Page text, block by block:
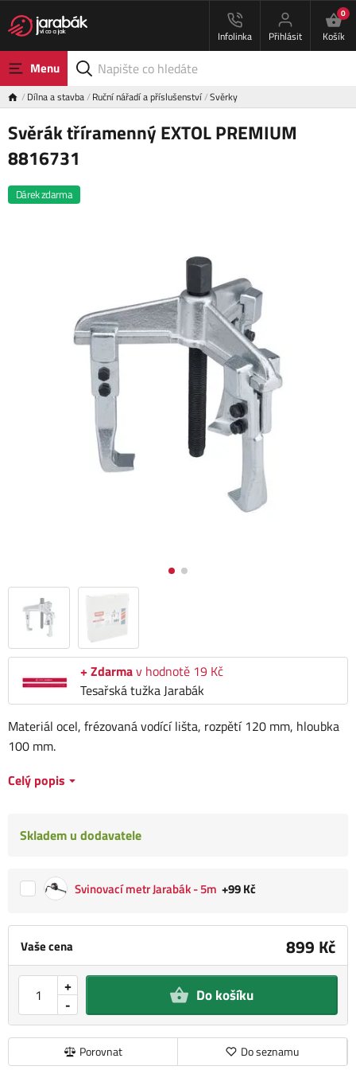
Infolinka Přihlásit
0
Košík
Menu
Dílna a stavba Ruční nářadí a příslušenství Svěrky
Svěrák tříramenný EXTOL PREMIUM
8816731
Dárek zdarma
+ Zdarmav hodnotě 19 Kč
Tesařská tužka Jarabák
Vaše cena 899 Kč
-
+ Do košíku
Porovnat Do seznamu
Materiál ocel, frézovaná vodící lišta, rozpětí 120 mm, hloubka
100 mm.
Celý popis
Skladem u dodavatele
Svinovací metr Jarabák - 5m +99 Kč